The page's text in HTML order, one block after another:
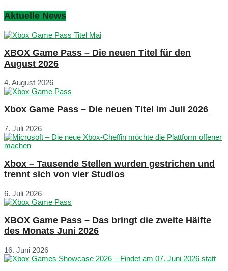
Aktuelle News
XBOX Game Pass – Die neuen Titel für den
August 2026
4. August 2026
Xbox Game Pass – Die neuen Titel im Juli 2026
7. Juli 2026
Xbox – Tausende Stellen wurden gestrichen und
trennt sich von vier Studios
6. Juli 2026
XBOX Game Pass – Das bringt die zweite Hälfte
des Monats Juni 2026
16. Juni 2026